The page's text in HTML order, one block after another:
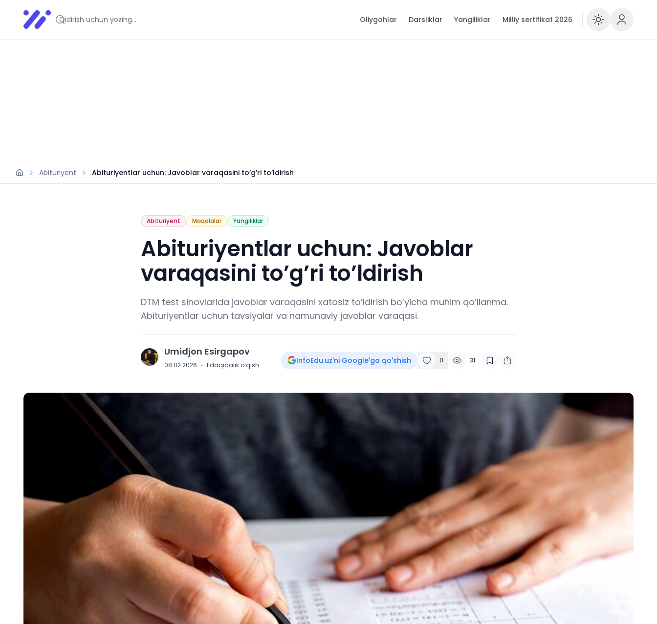
Infoedu
Ta&#039;lim xabarlari va yangiliklari Oliygohlar Darsliklar Yangiliklar Milliy sertifikat 2026
Abituriyent Abituriyentlar uchun: Javoblar varaqasini to’g’ri to’ldirish
Abituriyent Maqolalar Yangiliklar
Abituriyentlar uchun: Javoblar
varaqasini to’g’ri to’ldirish
DTM test sinovlarida javoblar varaqasini xatosiz to’ldirish bo’yicha muhim qo’llanma.
Abituriyentlar uchun tavsiyalar va namunaviy javoblar varaqasi.
U Umidjon Esirgapov
08.02.2026 · 1 daqiqalik o‘qish InfoEdu.uz'ni Google'ga qo'shish 0 31